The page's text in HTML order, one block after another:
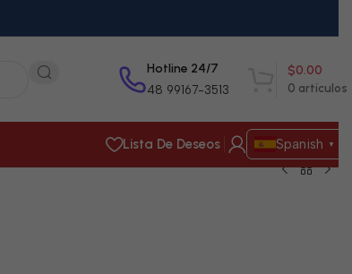
Hotline 24/7
48 99167-3513 0 artículos
$0.00
Lista De Deseos Spanish ▼